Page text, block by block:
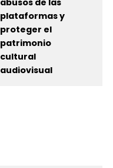
abusos de las
plataformas y
proteger el
patrimonio
cultural
audiovisual